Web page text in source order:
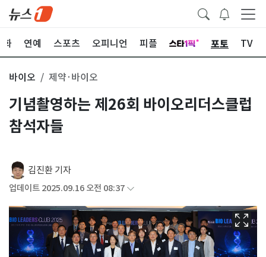
화 연예 스포츠 오피니언 피플 포토 TV
바이오 제약·바이오
기념촬영하는 제26회 바이오리더스클럽
참석자들
김진환 기자
업데이트 2025.09.16 오전 08:37